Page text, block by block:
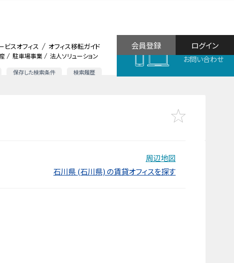
駐車場事業 法人ソリューション
保存した検索条件 検索履歴
スオフィス オフィス移転ガイド
お問い合わせ
ログイン
会員登録
周辺地図
石川県 (石川県) の賃貸オフィスを探す